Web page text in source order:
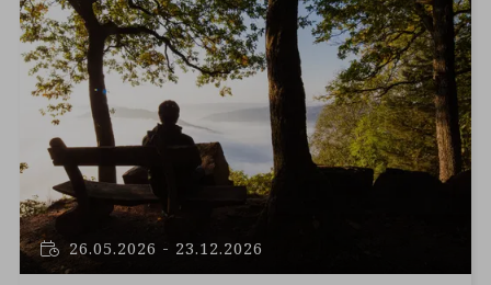
26.05.2026 - 23.12.2026